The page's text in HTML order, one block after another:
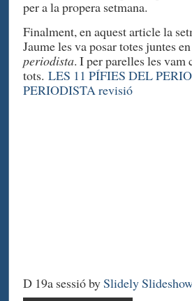
per a la propera setmana.
Finalment, en aquest article la
Jaume les va posar totes juntes
periodista. I per parelles les vam
tots. LES 11 PÍFIES DEL
PERIODISTA revisió
D 19a sessió bySlidely